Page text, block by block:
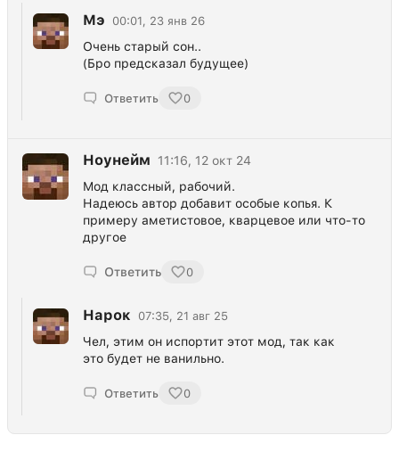
Мэ 00:01, 23 янв 26
Очень старый сон..
(Бро предсказал будущее)
Ответить 0
Ноунейм
11:16, 12 окт 24
Мод классный, рабочий.
Надеюсь автор добавит особые копья. К
примеру аметистовое, кварцевое или что-то
другое
Ответить 0
Нарок 07:35, 21 авг 25
Чел, этим он испортит этот мод, так как
это будет не ванильно.
Ответить 0